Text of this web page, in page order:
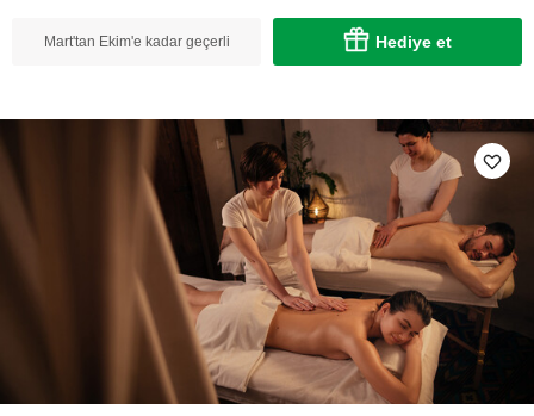
Mart'tan Ekim'e kadar geçerli Hediye et